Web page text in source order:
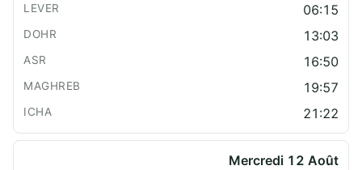
06:15
13:03
16:50
19:57
21:22
Mercredi 12 Août